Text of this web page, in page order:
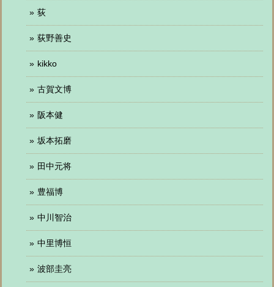
荻
荻野善史
kikko
古賀文博
阪本健
坂本拓磨
田中元将
豊福博
中川智治
中里博恒
波部圭亮